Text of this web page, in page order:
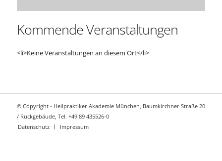
Kommende Veranstaltungen
<li>Keine Veranstaltungen an diesem Ort</li>
© Copyright - Heilpraktiker Akademie München, Baumkirchner Straße 20
/ Rückgebäude, Tel. +49 89 435526-0
Datenschutz
Impressum